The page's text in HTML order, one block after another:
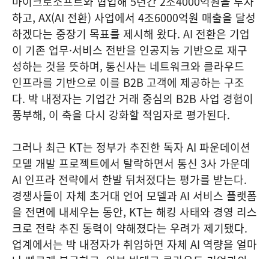
하고, AX(AI 전환) 사업에서 4조6000억원 매출을 달성
하겠다는 중장기 목표를 제시해 왔다. AI 전환은 기업
이 기존 업무·서비스 전반을 인공지능 기반으로 재구
성하는 것을 뜻하며, 통신사는 네트워크와 클라우드
인프라를 기반으로 이를 B2B 고객에 제공하는 구조
다. 박 내정자는 기업간 거래 중심의 B2B 사업 경험이
풍부해, 이 축을 다시 강화할 적임자로 평가된다.
그러나 최근 KT는 정부가 추진한 독자 AI 파운데이션
모델 개발 프로젝트에서 탈락하면서 통신 3사 가운데
AI 인프라 전략에서 한발 뒤처졌다는 평가를 받는다.
경쟁사들이 자체 초거대 언어 모델과 AI 서비스 플랫폼
을 전면에 내세우는 동안, KT는 해킹 사태와 경영 리스
크로 전략 추진 동력이 약해졌다는 우려가 제기됐다.
업계에서는 박 내정자가 취임하면 자체 AI 역량을 얼마